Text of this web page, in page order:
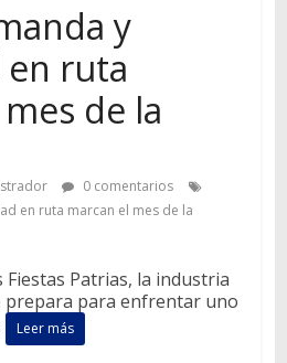
y
ruta
de la
0 comentarios
en ruta marcan el mes de la
Fiestas Patrias, la industria
prepara para enfrentar uno
Leer más